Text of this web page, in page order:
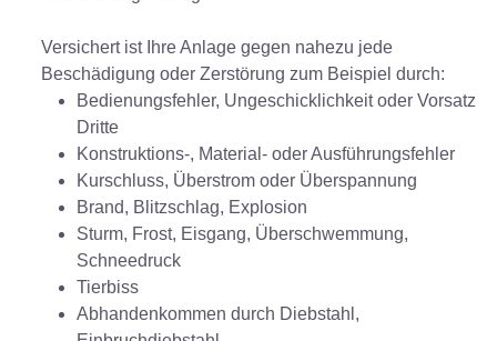
Versichert ist Ihre Anlage gegen nahezu jede
Beschädigung oder Zerstörung zum Beispiel durch:
Bedienungsfehler, Ungeschicklichkeit oder Vorsatz
Dritte
Konstruktions-, Material- oder Ausführungsfehler
Kurschluss, Überstrom oder Überspannung
Brand, Blitzschlag, Explosion
Sturm, Frost, Eisgang, Überschwemmung,
Schneedruck
Tierbiss
Abhandenkommen durch Diebstahl,